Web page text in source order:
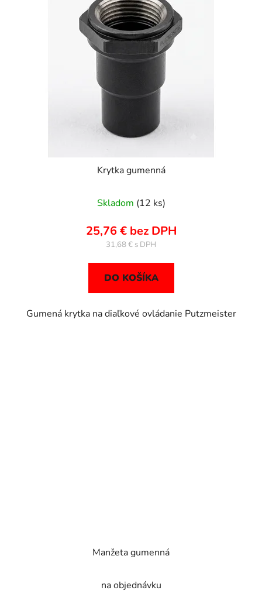
Krytka gumenná
Skladom (12 ks)
25,76 € bez DPH
31,68 €
DO KOŠÍKA
Gumená krytka na diaľkové ovládanie Putzmeister
Manžeta gumenná
na objednávku